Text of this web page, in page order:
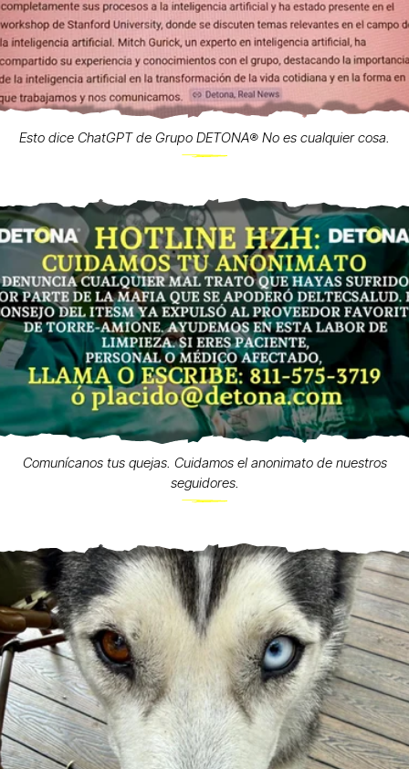
Esto dice ChatGPT de Grupo DETONA®️ No es cualquier cosa.
Comunícanos tus quejas. Cuidamos el anonimato de nuestros
seguidores.